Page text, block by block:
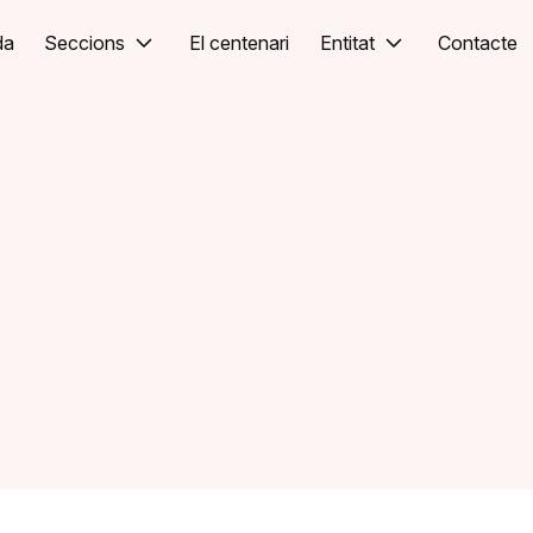
Seccions El centenari Entitat Contacte